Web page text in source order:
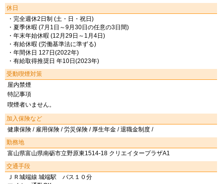
休日
・完全週休2日制 (土・日・祝日)
・夏季休暇 (7月1日～9月30日の任意の3日間)
・年末年始休暇 (12月29日～1月4日)
・有給休暇 (労働基準法に準ずる)
・年間休日 127日(2022年)
・有給取得推奨日 年10日(2023年)
受動喫煙対策
屋内禁煙
特記事項
喫煙者いません。
加入保険など
健康保険 / 雇用保険 / 労災保険 / 厚生年金 / 退職金制度 /
勤務地
富山県富山県南砺市立野原東1514-18 クリエイタープラザA1
交通手段
ＪＲ城端線 城端駅 バス１０分